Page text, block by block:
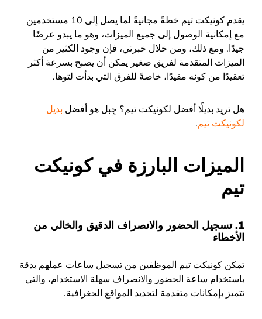
يقدم كونيكت تيم خطةً مجانيةً لما يصل إلى 10 مستخدمين
مع إمكانية الوصول إلى جميع الميزات، وهو ما يبدو عرضًا
جيدًا. ومع ذلك، ومن خلال خبرتي، فإن وجود الكثير من
الميزات المتقدمة لفريق صغير يمكن أن يصبح بسرعة أكثر
تعقيدًا من كونه مفيدًا، خاصةً للفرق التي بدأت لتوها.
هل تريد بديلًا أفضل لكونيكت تيم؟ جِبل هو أفضل بديل
لكونيكت تيم.
الميزات البارزة في كونيكت
تيم
1. تسجيل الحضور والانصراف الدقيق والخالي من
الأخطاء
تمكن كونيكت تيم الموظفين من تسجيل ساعات عملهم بدقة
باستخدام ساعة الحضور والانصراف سهلة الاستخدام، والتي
تتميز بإمكانات متقدمة لتحديد المواقع الجغرافية.